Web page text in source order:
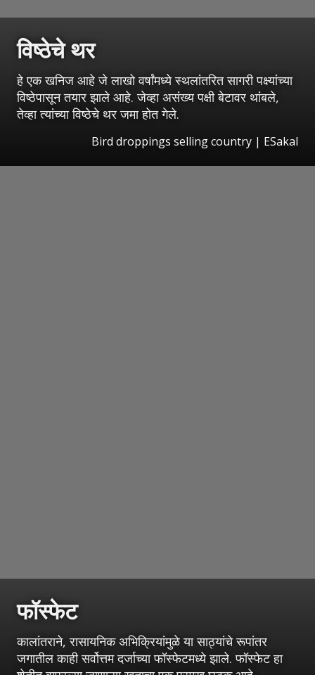
विष्ठेचे थर
हे एक खनिज आहे जे लाखो वर्षांमध्ये स्थलांतरित सागरी पक्ष्यांच्या
विष्ठेपासून तयार झाले आहे. जेव्हा असंख्य पक्षी बेटावर थांबले,
तेव्हा त्यांच्या विष्ठेचे थर जमा होत गेले.
Bird droppings selling country | ESakal
फॉस्फेट
कालांतराने, रासायनिक अभिक्रियांमुळे या साठ्यांचे रूपांतर
जगातील काही सर्वोत्तम दर्जाच्या फॉस्फेटमध्ये झाले. फॉस्फेट हा